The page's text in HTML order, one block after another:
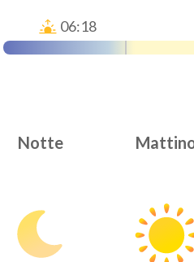
06:18
Notte